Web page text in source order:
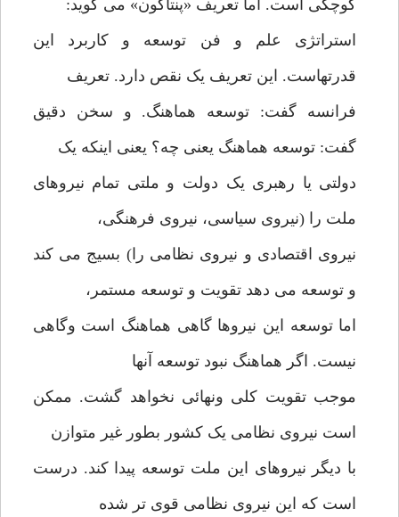
کوچکی است. اما تعریف «پنتاگون» می گوید:
استراتژی علم و فن توسعه و کاربرد این
قدرتهاست. این تعریف یک نقص دارد. تعریف
فرانسه گفت: توسعه هماهنگ. و سخن دقیق
گفت: توسعه هماهنگ یعنی چه؟ یعنی اینکه یک
دولتی یا رهبری یک دولت و ملتی تمام نیروهای
ملت را (نیروی سیاسی، نیروی فرهنگی،
نیروی اقتصادی و نیروی نظامی را) بسیج می کند
و توسعه می دهد تقویت و توسعه مستمر،
اما توسعه این نیروها گاهی هماهنگ است وگاهی
نیست. اگر هماهنگ نبود توسعه آنها
موجب تقویت کلی ونهائی نخواهد گشت. ممکن
است نیروی نظامی یک کشور بطور غیر متوازن
با دیگر نیروهای این ملت توسعه پیدا کند. درست
است که این نیروی نظامی قوی تر شده